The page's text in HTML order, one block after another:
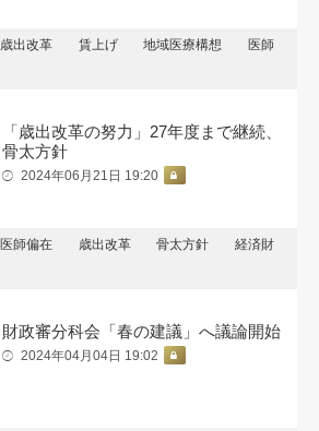
歳出改革 賃上げ 地域医療構想
医師
「歳出改革の努力」27年度まで継続、
骨太方針
2024年06月21日 19:20
医師偏在 歳出改革 骨太方針
経済財
財政審分科会「春の建議」へ議論開始
2024年04月04日 19:02